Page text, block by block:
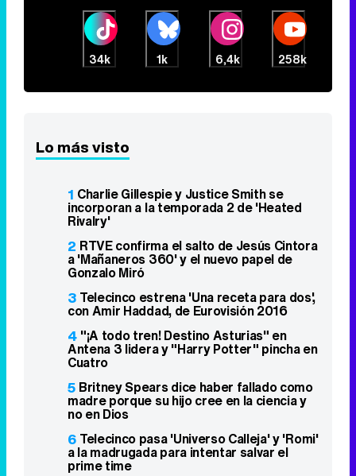
34k 1k 6,4k 258k
Lo más visto
1 Charlie Gillespie y Justice Smith se
incorporan a la temporada 2 de 'Heated
Rivalry'
2 RTVE confirma el salto de Jesús Cintora
a 'Mañaneros 360' y el nuevo papel de
Gonzalo Miró
3 Telecinco estrena 'Una receta para dos',
con Amir Haddad, de Eurovisión 2016
4 "¡A todo tren! Destino Asturias" en
Antena 3 lidera y "Harry Potter" pincha en
Cuatro
5 Britney Spears dice haber fallado como
madre porque su hijo cree en la ciencia y
no en Dios
6 Telecinco pasa 'Universo Calleja' y 'Romi'
a la madrugada para intentar salvar el
prime time